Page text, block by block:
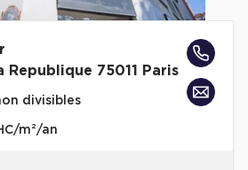
Republique 75011 Paris
divisibles
m²/an